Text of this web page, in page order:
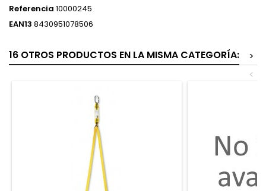
Referencia 10000245
EAN13 8430951078506
16 OTROS PRODUCTOS EN LA MISMA CATEGORÍA:
>
<